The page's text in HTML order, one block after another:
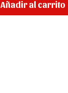
Añadir al carrito